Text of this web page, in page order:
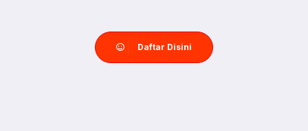
Daftar Disini